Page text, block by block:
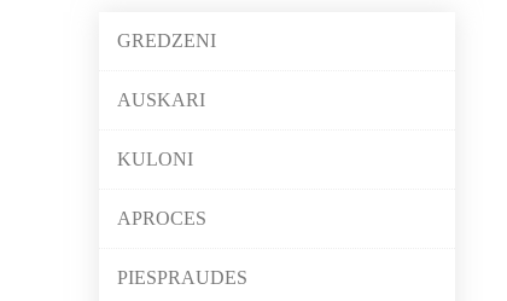
GREDZENI
AUSKARI
KULONI
APROCES
PIESPRAUDES